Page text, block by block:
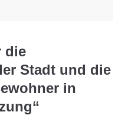
die
Stadt und die
in